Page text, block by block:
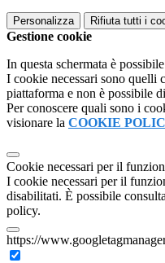
Personalizza Rifiuta tutti i
Gestione cookie
In questa schermata è
I cookie necessari sono quelli
piattaforma e non è possibile
Per conoscere quali sono i
visionare la COOKIE
Cookie necessari per il
I cookie necessari per il
disabilitati. È possibile
policy.
https://